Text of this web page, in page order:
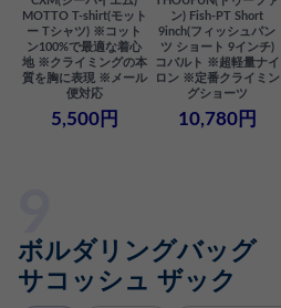
MOTTO T-shirt(モット
ー Tシャツ) ※コット
ン100%で最適な着心
地 ※クライミングの本
質を胸に表現 ※メール
便対応
5,500円
ン) Fish-PT Short
9inch(フィッシュパン
ツ ショート 9インチ)
コバルト ※超軽量ナイ
ロン ※定番クライミン
グショーツ
10,780円
ボルダリングバッグ
サコッシュ ザック